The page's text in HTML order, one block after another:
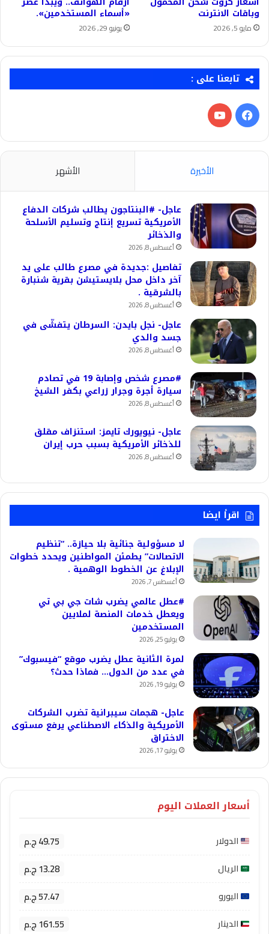
وباقات الانترنت
مايو 5, 2026
«أسماء المستخدمين».
يونيو 29, 2026
تابعنا على :
فيسبوك‫YouTube
الأخيرة الأشهر
عاجل- #البنتاجون يطالب شركات الدفاع
الأمريكية تسريع إنتاج وتسليم الأسلحة
والذخائر
أغسطس 8, 2026
تفاصيل :جديدة في مصرع طالب على يد
آخر داخل محل بلايستيشن بقرية شنبارة
بالشرقية .
أغسطس 8, 2026
عاجل- نجل بايدن: السرطان يتفشّى في
جسد والدي
أغسطس 8, 2026
#مصرع شخص وإصابة 19 في تصادم
سيارة أجرة وجرار زراعي بكفر الشيخ
أغسطس 8, 2026
عاجل- نيويورك تايمز: استنزاف مقلق
للذخائر الأمريكية بسبب حرب إيران
أغسطس 8, 2026
اقرأ ايضا
لا مسؤولية جنائية بلا حيازة.. “تنظيم
الاتصالات” يطمئن المواطنين ويحدد خطوات
الإبلاغ عن الخطوط الوهمية .
أغسطس 7, 2026
#عطل عالمي يضرب شات جي بي تي
ويعطل خدمات المنصة لملايين
المستخدمين
يوليو 25, 2026
لمرة الثانية عطل يضرب موقع “فيسبوك”
في عدد من الدول… فماذا حدث؟
يوليو 19, 2026
عاجل- هجمات سيبرانية تضرب الشركات
الأمريكية والذكاء الاصطناعي يرفع مستوى
الاختراق
يوليو 17, 2026
أسعار العملات اليوم
الدولار 49.75 ج.م
الريال 13.28 ج.م
اليورو 57.47 ج.م
الدينار 161.55 ج.م